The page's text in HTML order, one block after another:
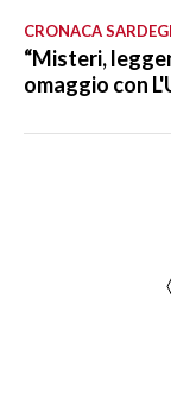
CRONACA
“Misteri,
omaggio con